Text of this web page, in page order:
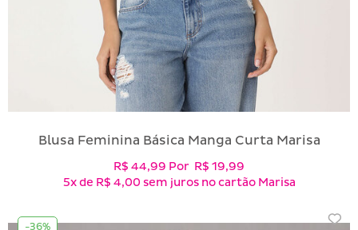
Blusa Feminina Básica Manga Curta Marisa
R$ 44,99 Por R$ 19,99
5xde R$ 4,00 sem juros no cartão Marisa
-36%